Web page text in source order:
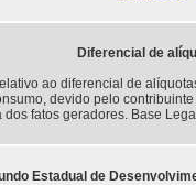
Diferencial de
ao diferencial de
devido pelo
dos fatos geradores. Base
Estadual de